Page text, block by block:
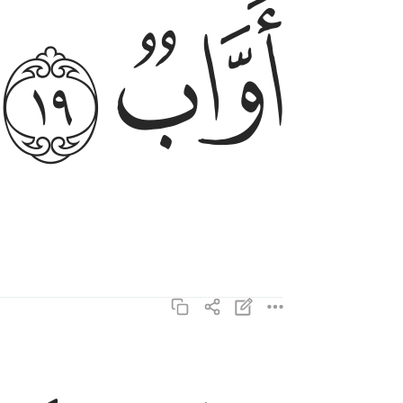
ﱛﱜ